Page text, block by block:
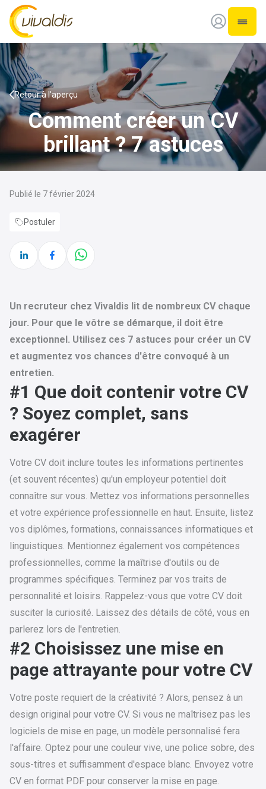
Vivaldis Interim
Ouvrir
Retour à l'aperçu
Comment créer un CV
brillant ? 7 astuces
Publié le 7 février 2024
Postuler
Un recruteur chez Vivaldis lit de nombreux CV chaque
jour. Pour que le vôtre se démarque, il doit être
exceptionnel. Utilisez ces 7 astuces pour créer un CV
et augmentez vos chances d'être convoqué à un
entretien.
#1 Que doit contenir votre CV
? Soyez complet, sans
exagérer
Votre CV doit inclure toutes les informations pertinentes
(et souvent récentes) qu'un employeur potentiel doit
connaître sur vous. Mettez vos informations personnelles
et votre expérience professionnelle en haut. Ensuite, listez
vos diplômes, formations, connaissances informatiques et
linguistiques. Mentionnez également vos compétences
professionnelles, comme la maîtrise d'outils ou de
programmes spécifiques. Terminez par vos traits de
personnalité et loisirs. Rappelez-vous que votre CV doit
susciter la curiosité. Laissez des détails de côté, vous en
parlerez lors de l'entretien.
#2 Choisissez une mise en
page attrayante pour votre CV
Votre poste requiert de la créativité ? Alors, pensez à un
design original pour votre CV. Si vous ne maîtrisez pas les
logiciels de mise en page, un modèle personnalisé fera
l'affaire. Optez pour une couleur vive, une police sobre, des
sous-titres et suffisamment d'espace blanc. Envoyez votre
CV en format PDF pour conserver la mise en page.